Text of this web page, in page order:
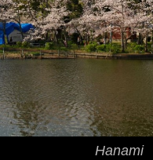
Hanami